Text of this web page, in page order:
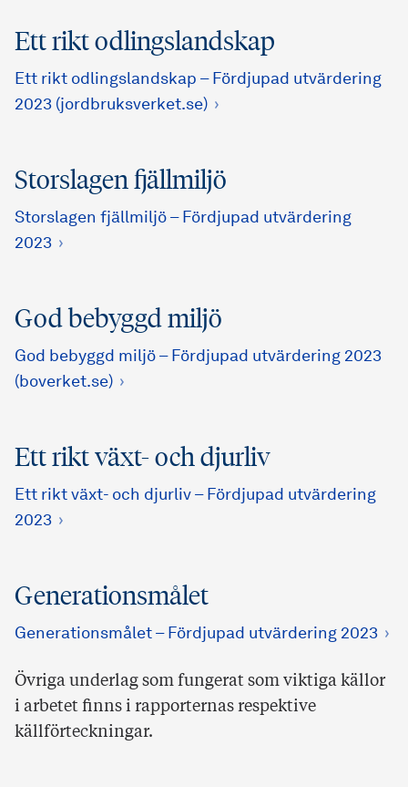
Ett rikt odlingslandskap
Ett rikt odlingslandskap – Fördjupad utvärdering
2023 (jordbruksverket.se)
Storslagen fjällmiljö
Storslagen fjällmiljö – Fördjupad utvärdering
2023
God bebyggd miljö
God bebyggd miljö – Fördjupad utvärdering 2023
(boverket.se)
Ett rikt växt- och djurliv
Ett rikt växt- och djurliv – Fördjupad utvärdering
2023
Generationsmålet
Generationsmålet – Fördjupad utvärdering 2023
Övriga underlag som fungerat som viktiga källor
i arbetet finns i rapporternas respektive
källförteckningar.